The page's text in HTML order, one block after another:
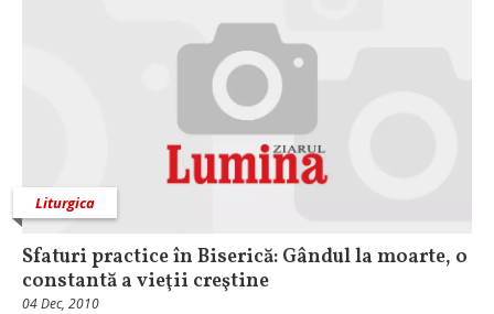
Liturgica
Sfaturi practice în Biserică: Gândul la moarte, o
constantă a vieţii creştine
04 Dec, 2010